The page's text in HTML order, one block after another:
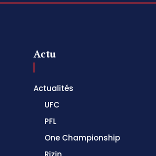
Actu
Actualités
UFC
PFL
One Championship